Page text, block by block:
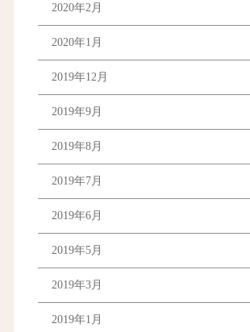
2020年2月
2020年1月
2019年12月
2019年9月
2019年8月
2019年7月
2019年6月
2019年5月
2019年3月
2019年1月